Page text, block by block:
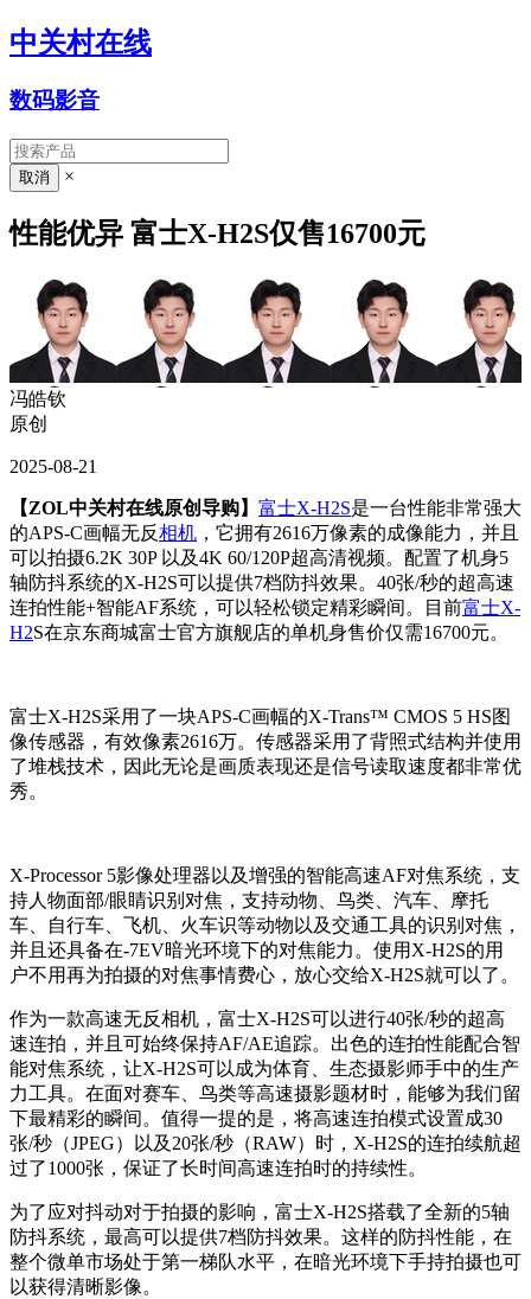
中关村在线
数码影音
×
性能优异 富士X-H2S仅售16700元
冯皓钦
原创
2025-08-21
【ZOL中关村在线原创导购】 富士X-H2S是一台性能非常强大
的APS-C画幅无反相机 ，它拥有2616万像素的成像能力，并且
可以拍摄6.2K 30P 以及4K 60/120P超高清视频。配置了机身5
轴防抖系统的X-H2S可以提供7档防抖效果。40张/秒的超高速
连拍性能+智能AF系统，可以轻松锁定精彩瞬间。目前富士X-
H2S在京东商城富士官方旗舰店的单机身售价仅需16700元。
富士X-H2S采用了一块APS-C画幅的X-Trans™ CMOS 5 HS图
像传感器，有效像素2616万。传感器采用了背照式结构并使用
了堆栈技术，因此无论是画质表现还是信号读取速度都非常优
秀。
X-Processor 5影像处理器以及增强的智能高速AF对焦系统，支
持人物面部/眼睛识别对焦，支持动物、鸟类、汽车、摩托
车、自行车、飞机、火车识等动物以及交通工具的识别对焦，
并且还具备在-7EV暗光环境下的对焦能力。使用X-H2S的用
户不用再为拍摄的对焦事情费心，放心交给X-H2S就可以了。
作为一款高速无反相机，富士X-H2S可以进行40张/秒的超高
速连拍，并且可始终保持AF/AE追踪。出色的连拍性能配合智
能对焦系统，让X-H2S可以成为体育、生态摄影师手中的生产
力工具。在面对赛车、鸟类等高速摄影题材时，能够为我们留
下最精彩的瞬间。值得一提的是，将高速连拍模式设置成30
张/秒（JPEG）以及20张/秒（RAW）时，X-H2S的连拍续航超
过了1000张，保证了长时间高速连拍时的持续性。
为了应对抖动对于拍摄的影响，富士X-H2S搭载了全新的5轴
防抖系统，最高可以提供7档防抖效果。这样的防抖性能，在
整个微单市场处于第一梯队水平，在暗光环境下手持拍摄也可
以获得清晰影像。